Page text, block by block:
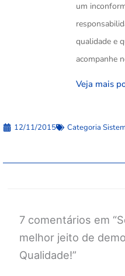
um
qualidade e
acompanhe
Veja mais
12/11/2015 Categoria
7 comentários em
melhor jeito de
Qualidade!”